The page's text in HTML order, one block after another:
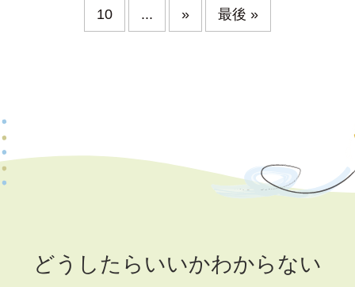
10 ... » 最後 »
どうしたらいいかわからない